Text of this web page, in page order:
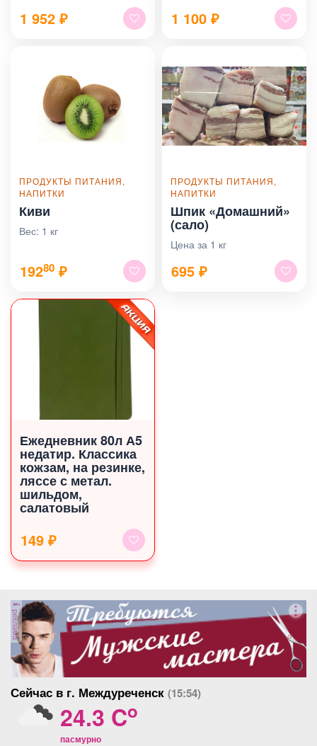
1 952 ₽ 1 100 ₽
ПРОДУКТЫ ПИТАНИЯ,
НАПИТКИ
Киви
Вес: 1 кг
19280 ₽
ПРОДУКТЫ ПИТАНИЯ,
НАПИТКИ
Шпик «Домашний»
(сало)
Цена за 1 кг
695 ₽
Ежедневник 80л А5
недатир. Классика
кожзам, на резинке,
ляссе с метал.
шильдом,
салатовый
149 ₽
реклама
Сейчас в г. Междуреченск (15:54)
24.3 Co
пасмурно